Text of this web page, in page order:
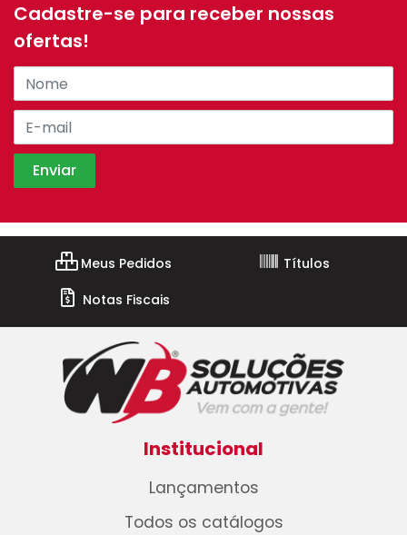
Cadastre-se para receber nossas
ofertas!
Meus Pedidos
Títulos
Notas Fiscais
Institucional
Lançamentos
Todos os catálogos